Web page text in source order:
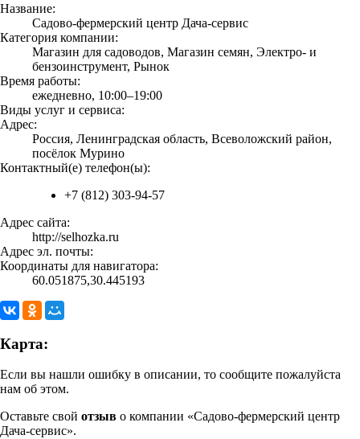
Название:
Садово-фермерский центр Дача-сервис
Категория компании:
Магазин для садоводов, Магазин семян, Электро- и
бензоинструмент, Рынок
Время работы:
ежедневно, 10:00–19:00
Виды услуг и сервиса:
Адрес:
Россия, Ленинградская область, Всеволожский район,
посёлок Мурино
Контактный(е) телефон(ы):
+7 (812) 303-94-57
Адрес сайта:
http://selhozka.ru
Адрес эл. почты:
Координаты для навигатора:
60.051875,30.445193
Карта:
Если вы нашли ошибку в описании, то сообщите пожалуйста
нам об этом.
Оставьте свой отзыв о компании «Садово-фермерский центр
Дача-сервис».